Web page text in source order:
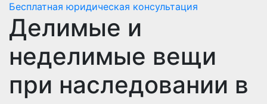
Бесплатная юридическая консультация
Делимые и
неделимые вещи
при наследовании в